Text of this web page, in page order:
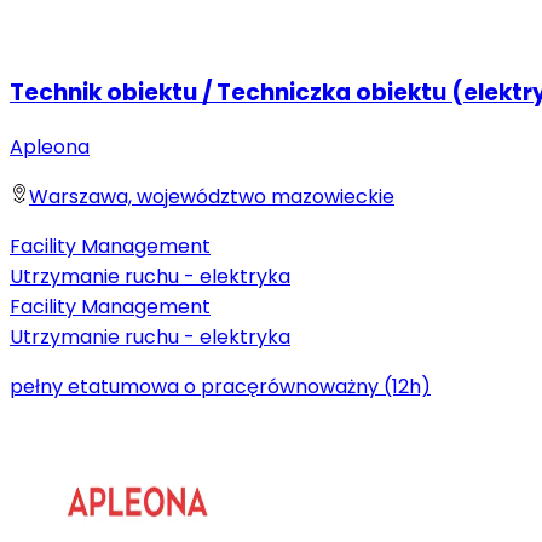
Technik obiektu / Techniczka obiektu
Apleona
Warszawa, województwo mazowieckie
Facility Management
Utrzymanie ruchu - elektryka
Facility Management
Utrzymanie ruchu - elektryka
pełny etatumowa o pracęrównoważny (12h)